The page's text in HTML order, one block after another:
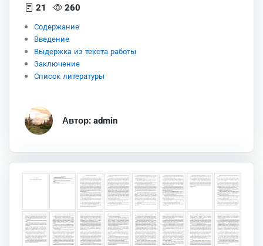
21 260
Содержание
Введение
Выдержка из текста работы
Заключение
Список литературы
Автор: admin